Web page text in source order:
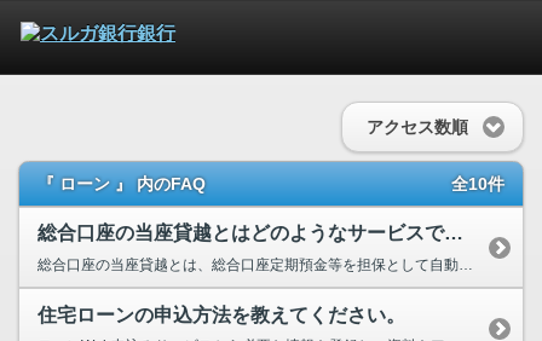
アクセス数順
『 ローン 』 内のFAQ 全10件
総合口座の当座貸越とはどのようなサービスですか？
総合口座の当座貸越とは、総合口座定期預金等を担保として自動融資（当座貸越）を行う機能です。...
住宅ローンの申込方法を教えてください。